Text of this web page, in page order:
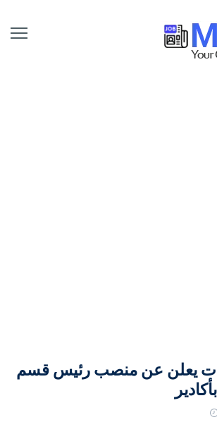
يعلن عن منصب رئيس قسم